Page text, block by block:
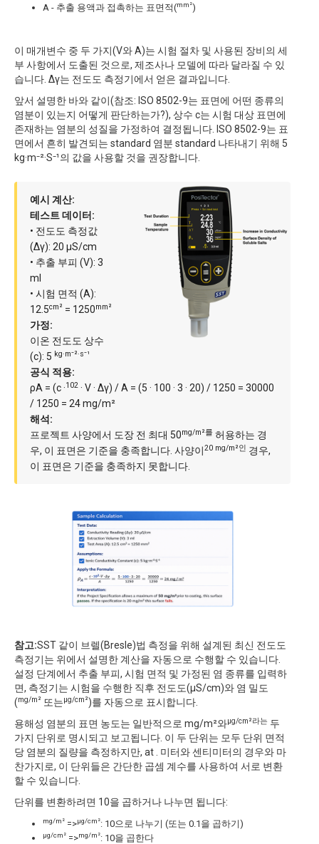
A - 추출 용액과 접촉하는 표면적(mm²)
이 매개변수 중 두 가지(V와 A)는 시험 절차 및 사용된 장비의 세
부 사항에서 도출된 것으로, 제조사나 모델에 따라 달라질 수 있
습니다. ∆γ는 전도도 측정기에서 얻은 결과입니다.
앞서 설명한 바와 같이(참조: ISO 8502-9는 표면에 어떤 종류의
염분이 있는지 어떻게 판단하는가?), 상수 c는 시험 대상 표면에
존재하는 염분의 성질을 가정하여 결정됩니다. ISO 8502-9는 표
면에서 흔히 발견되는 standard 염분 standard 나타내기 위해 5
kg·m⁻²·S⁻¹의 값을 사용할 것을 권장합니다.
예시 계산:
테스트 데이터:
• 전도도 측정값
(Δγ): 20 µS/cm
• 추출 부피 (V): 3
ml
• 시험 면적 (A):
12.5cm² = 1250mm²
가정:
이온 전도도 상수
(c): 5 kg·m⁻²·s⁻¹
공식 적용:
ρA = (c ·102 · V · Δγ) / A = (5 · 100 · 3 · 20) / 1250 = 30000
/ 1250 = 24 mg/m²
해석:
프로젝트 사양에서 도장 전 최대 50mg/m²를 허용하는 경
우, 이 표면은 기준을 충족합니다. 사양이20 mg/m²인 경우,
이 표면은 기준을 충족하지 못합니다.
참고:SST 같이 브렐(Bresle)법 측정을 위해 설계된 최신 전도도
측정기는 위에서 설명한 계산을 자동으로 수행할 수 있습니다.
설정 단계에서 추출 부피, 시험 면적 및 가정된 염 종류를 입력하
면, 측정기는 시험을 수행한 직후 전도도(µS/cm)와 염 밀도
(mg/m² 또는µg/cm²)를 자동으로 표시합니다.
용해성 염분의 표면 농도는 일반적으로 mg/m²와µg/cm²라는 두
가지 단위로 명시되고 보고됩니다. 이 두 단위는 모두 단위 면적
당 염분의 질량을 측정하지만, at . 미터와 센티미터의 경우와 마
찬가지로, 이 단위들은 간단한 곱셈 계수를 사용하여 서로 변환
할 수 있습니다.
단위를 변환하려면 10을 곱하거나 나누면 됩니다:
mg/m² =>µg/cm²: 10으로 나누기 (또는 0.1을 곱하기)
µg/cm² =>mg/m²: 10을 곱한다